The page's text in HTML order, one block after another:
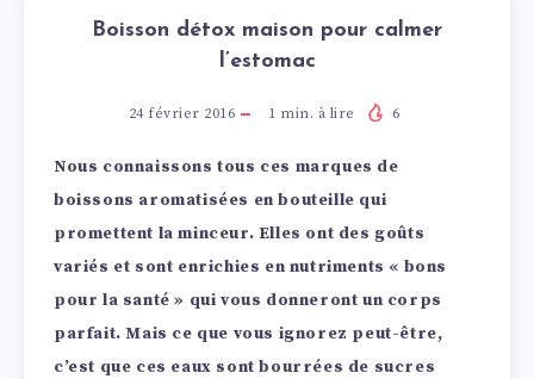
Boisson détox maison pour calmer
l’estomac
24 février 2016 1 min. à lire 6
Nous connaissons tous ces marques de
boissons aromatisées en bouteille qui
promettent la minceur. Elles ont des goûts
variés et sont enrichies en nutriments « bons
pour la santé » qui vous donneront un corps
parfait. Mais ce que vous ignorez peut-être,
c’est que ces eaux sont bourrées de sucres